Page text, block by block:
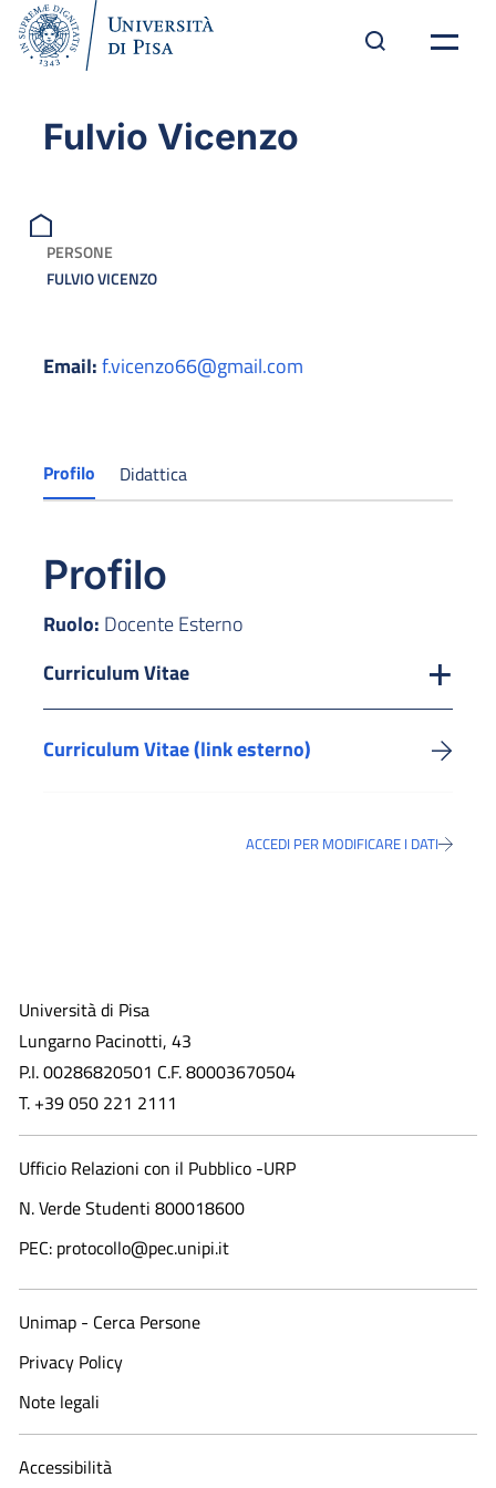
Fulvio Vicenzo
PERSONE
FULVIO VICENZO
Email:f.vicenzo66@gmail.com
Profilo Didattica
Profilo
Ruolo: Docente Esterno
Curriculum Vitae
Curriculum Vitae (link esterno)
ACCEDI PER MODIFICARE I DATI
Università di Pisa
Lungarno Pacinotti, 43
P.I. 00286820501 C.F. 80003670504
T. +39 050 221 2111
Ufficio Relazioni con il Pubblico -URP
N. Verde Studenti 800018600​
PEC: protocollo@pec.unipi.it
Unimap - Cerca Persone
Privacy Policy
Note legali
Accessibilità